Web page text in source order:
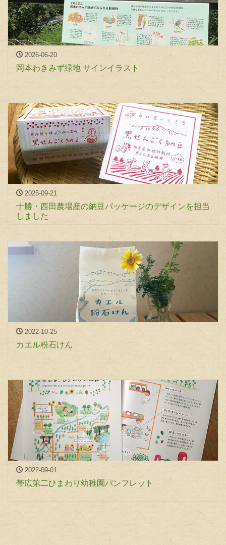
2026-06-20
岡本わきみず緑地 サインイラスト
2025-09-21
十勝・西田農場産の納豆パッケージのデザインを担当
しました
2022-10-25
カエル粉石けん
2022-09-01
帯広第二ひまわり幼稚園パンフレット